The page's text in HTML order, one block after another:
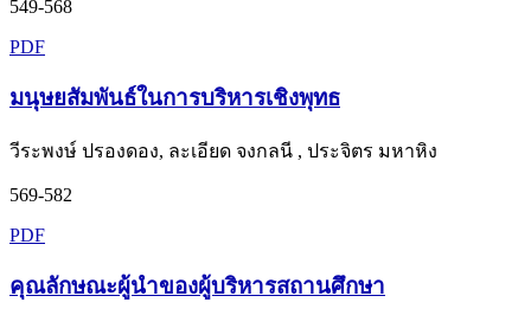
549-568
PDF
มนุษยสัมพันธ์ในการบริหารเชิงพุทธ
วีระพงษ์ ปรองดอง, ละเอียด จงกลนี , ประจิตร มหาหิง
569-582
PDF
คุณลักษณะผู้นำของผู้บริหารสถานศึกษา